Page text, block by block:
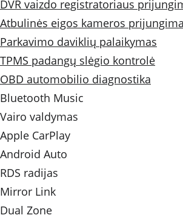
DVR vaizdo registratoriaus
Atbulinės eigos kameros
Parkavimo daviklių palaikymas
TPMS padangų slėgio kontrolė
OBD automobilio diagnostika
Bluetooth Music
Vairo valdymas
Apple CarPlay
Android Auto
RDS radijas
Mirror Link
Dual Zone